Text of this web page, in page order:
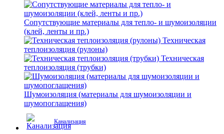
Сопутствующие материалы для тепло- и шумоизоляции
(клей, ленты и пр.)
Техническая
теплоизоляция (рулоны)
Техническая
теплоизоляция (трубки)
Шумоизоляция (материалы для шумоизоляции и
шумопоглащения)
Канализация